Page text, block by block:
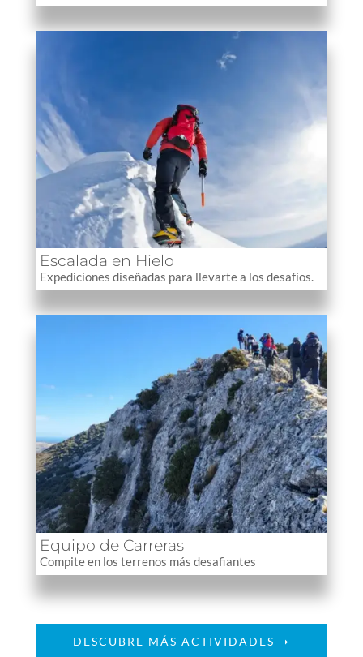
Escalada en Hielo
Expediciones diseñadas para llevarte a los desafíos.
Equipo de Carreras
Compite en los terrenos más desafiantes
DESCUBRE MÁS ACTIVIDADES ➝